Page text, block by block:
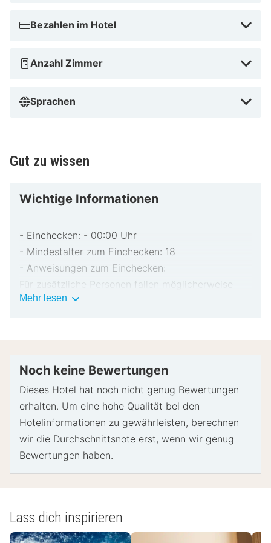
Bezahlen im Hotel
Anzahl Zimmer
Sprachen
Gut zu wissen
Wichtige Informationen
- Einchecken: - 00:00 Uhr
- Mindestalter zum Einchecken: 18
- Anweisungen zum Einchecken:
Für zusätzliche Personen fallen möglicherweise
Gebühren an, die abhängig von den Bestimmungen
bar für unvorhergesehene Aufwendungen verlangt.
versucht, Sonderwünschen entgegenzukommen,
Eventuell fallen zusätzliche Gebühren an.
Diese Unterkunft akzeptiert Kreditkarten und
gehören ein Feuerlöscher und ein Erste-Hilfe-
Kasten.
Mehr lesen Wichtige
Noch keine Bewertungen
Dieses Hotel hat noch nicht genug Bewertungen
erhalten. Um eine hohe Qualität bei den
Hotelinformationen zu gewährleisten, berechnen
wir die Durchschnittsnote erst, wenn wir genug
Bewertungen haben.
Lass dich inspirieren